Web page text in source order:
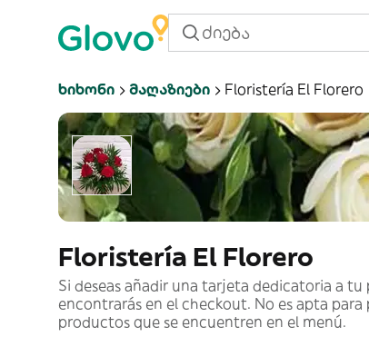
Ხიხონი Მაღაზიები Floristería El Florero
Floristería El Florero
Si deseas añadir una tarjeta dedicatoria a
encontrarás en el checkout. No es apta
productos que se encuentren en el menú.